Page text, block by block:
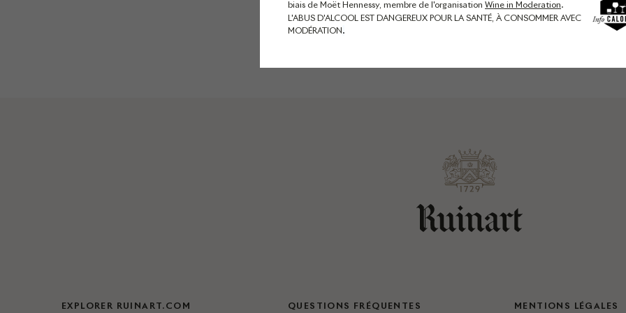
biais de Moët Hennessy, membre de l'organisation Wine in Moderation.
L'ABUS D'ALCOOL EST DANGEREUX POUR LA SANTÉ, À CONSOMMER AVEC
MODÉRATION.
EXPLORER RUINART.COM QUESTIONS FRÉQUENTES MENTIONS LÉGALES